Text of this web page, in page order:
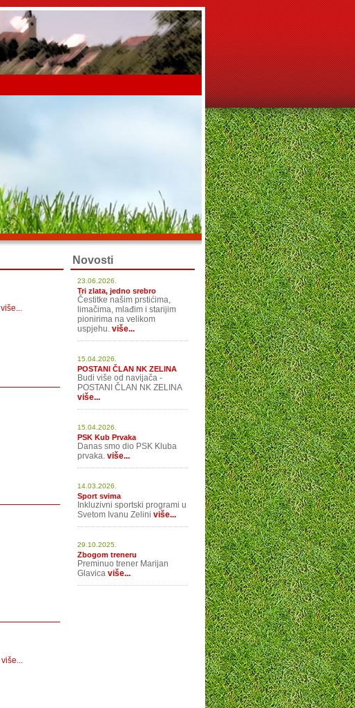
više...
više...
Novosti
23.06.2026.
Tri zlata, jedno srebro
Čestitke našim prstićima,
limačima, mlađim i starijim
pionirima na velikom
uspjehu. više...
15.04.2026.
POSTANI ČLAN NK ZELINA
Budi više od navijača -
POSTANI ČLAN NK ZELINA
više...
15.04.2026.
PSK Kub Prvaka
Danas smo dio PSK Kluba
prvaka. više...
14.03.2026.
Sport svima
Inkluzivni sportski programi u
Svetom Ivanu Zelini više...
29.10.2025.
Zbogom treneru
Preminuo trener Marijan
Glavica više...